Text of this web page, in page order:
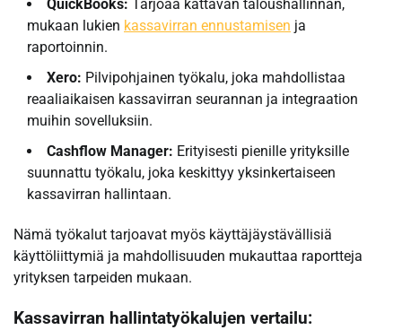
QuickBooks: Tarjoaa kattavan taloushallinnan,
mukaan lukien kassavirran ennustamisen ja
raportoinnin.
Xero: Pilvipohjainen työkalu, joka mahdollistaa
reaaliaikaisen kassavirran seurannan ja integraation
muihin sovelluksiin.
Cashflow Manager: Erityisesti pienille yrityksille
suunnattu työkalu, joka keskittyy yksinkertaiseen
kassavirran hallintaan.
Nämä työkalut tarjoavat myös käyttäjäystävällisiä
käyttöliittymiä ja mahdollisuuden mukauttaa raportteja
yrityksen tarpeiden mukaan.
Kassavirran hallintatyökalujen vertailu: